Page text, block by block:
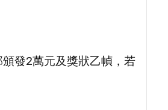
發2萬元及獎狀乙幀，若